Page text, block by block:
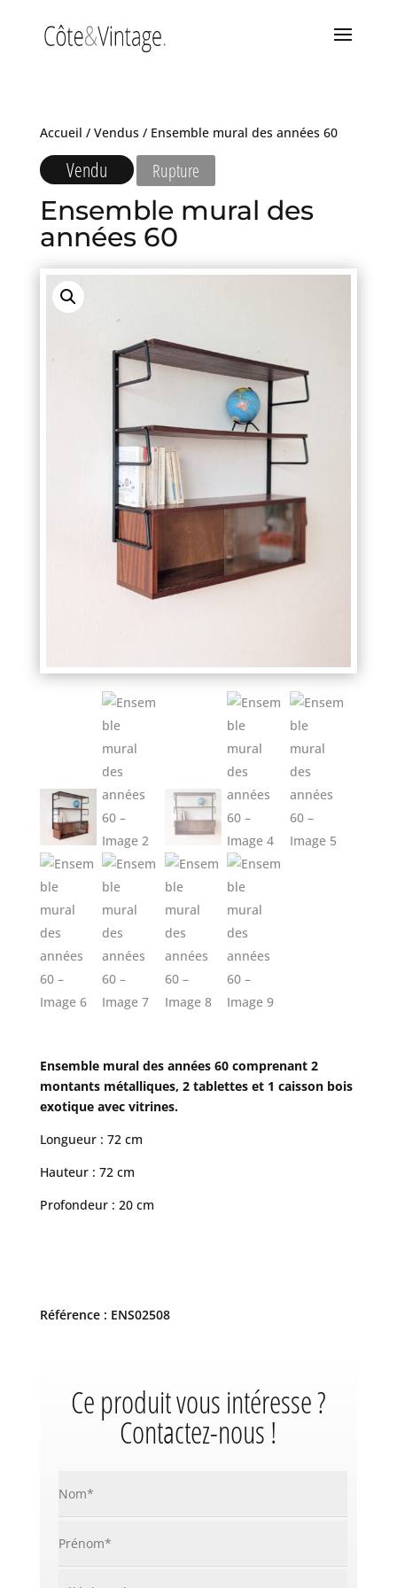
Accueil / Vendus/ Ensemble mural des années 60
Vendu Rupture
Ensemble mural des
années 60
Ensemble mural des années 60 comprenant 2
montants métalliques, 2 tablettes et 1 caisson bois
exotique avec vitrines.
Longueur : 72 cm
Hauteur : 72 cm
Profondeur : 20 cm
Référence : ENS02508
Ce produit vous intéresse ?
Contactez-nous !